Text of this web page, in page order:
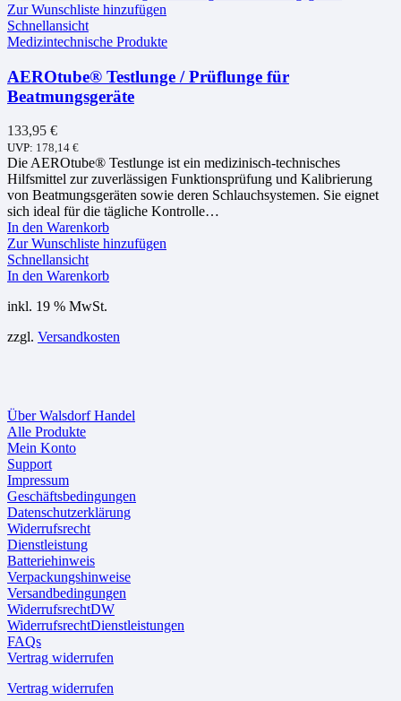
Zur Wunschliste hinzufügen
Schnellansicht
Medizintechnische Produkte
AEROtube® Testlunge / Prüflunge für
Beatmungsgeräte
133,95 €
UVP: 178,14 €
Die AEROtube® Testlunge ist ein medizinisch-technisches
Hilfsmittel zur zuverlässigen Funktionsprüfung und Kalibrierung
von Beatmungsgeräten sowie deren Schlauchsystemen. Sie eignet
sich ideal für die tägliche Kontrolle…
In den Warenkorb
Zur Wunschliste hinzufügen
Schnellansicht
In den Warenkorb
inkl. 19 % MwSt.
zzgl. Versandkosten
Über Walsdorf Handel
Alle Produkte
Mein Konto
Support
Impressum
Geschäftsbedingungen
Datenschutzerklärung
Widerrufsrecht
Dienstleistung
Batteriehinweis
Verpackungshinweise
Versandbedingungen
WiderrufsrechtDW
WiderrufsrechtDienstleistungen
FAQs
Vertrag widerrufen
Vertrag widerrufen